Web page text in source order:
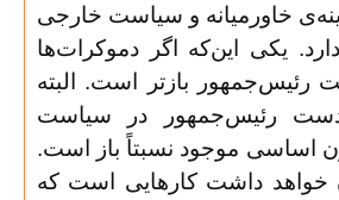
خاورمیانه و سیاست خارجی
یکی این‌که اگر دموکرات‌ها
رئیس‌جمهور بازتر است. البته
دست رئیس‌جمهور در سیاست
اساسی موجود نسبتاً باز است.
خواهد داشت کارهایی است که